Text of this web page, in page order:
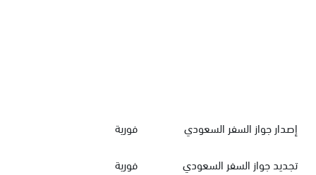
إصدار جواز السفر السعودي
فورية
تجديد جواز السفر السعودي
فورية